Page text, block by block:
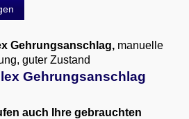
Gehrungsanschlag, manuelle
guter Zustand
Gehrungsanschlag
auch Ihre gebrauchten